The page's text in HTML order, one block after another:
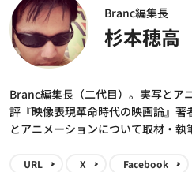
Branc編集長
杉本穂高
Branc編集長（二代目）。実写とア
評『映像表現革命時代の映画論』
とアニメーションについて取材・執
URL X Facebook